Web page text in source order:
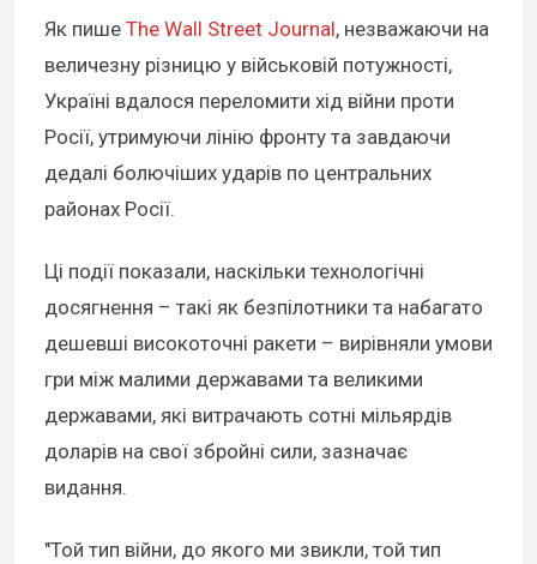
Як пише The Wall Street Journal, незважаючи на
величезну різницю у військовій потужності,
Україні вдалося переломити хід війни проти
Росії, утримуючи лінію фронту та завдаючи
дедалі болючіших ударів по центральних
районах Росії.
Ці події показали, наскільки технологічні
досягнення – такі як безпілотники та набагато
дешевші високоточні ракети – вирівняли умови
гри між малими державами та великими
державами, які витрачають сотні мільярдів
доларів на свої збройні сили, зазначає
видання.
"Той тип війни, до якого ми звикли, той тип